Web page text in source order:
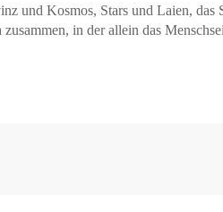
und Kosmos, Stars und Laien,
in der allein das